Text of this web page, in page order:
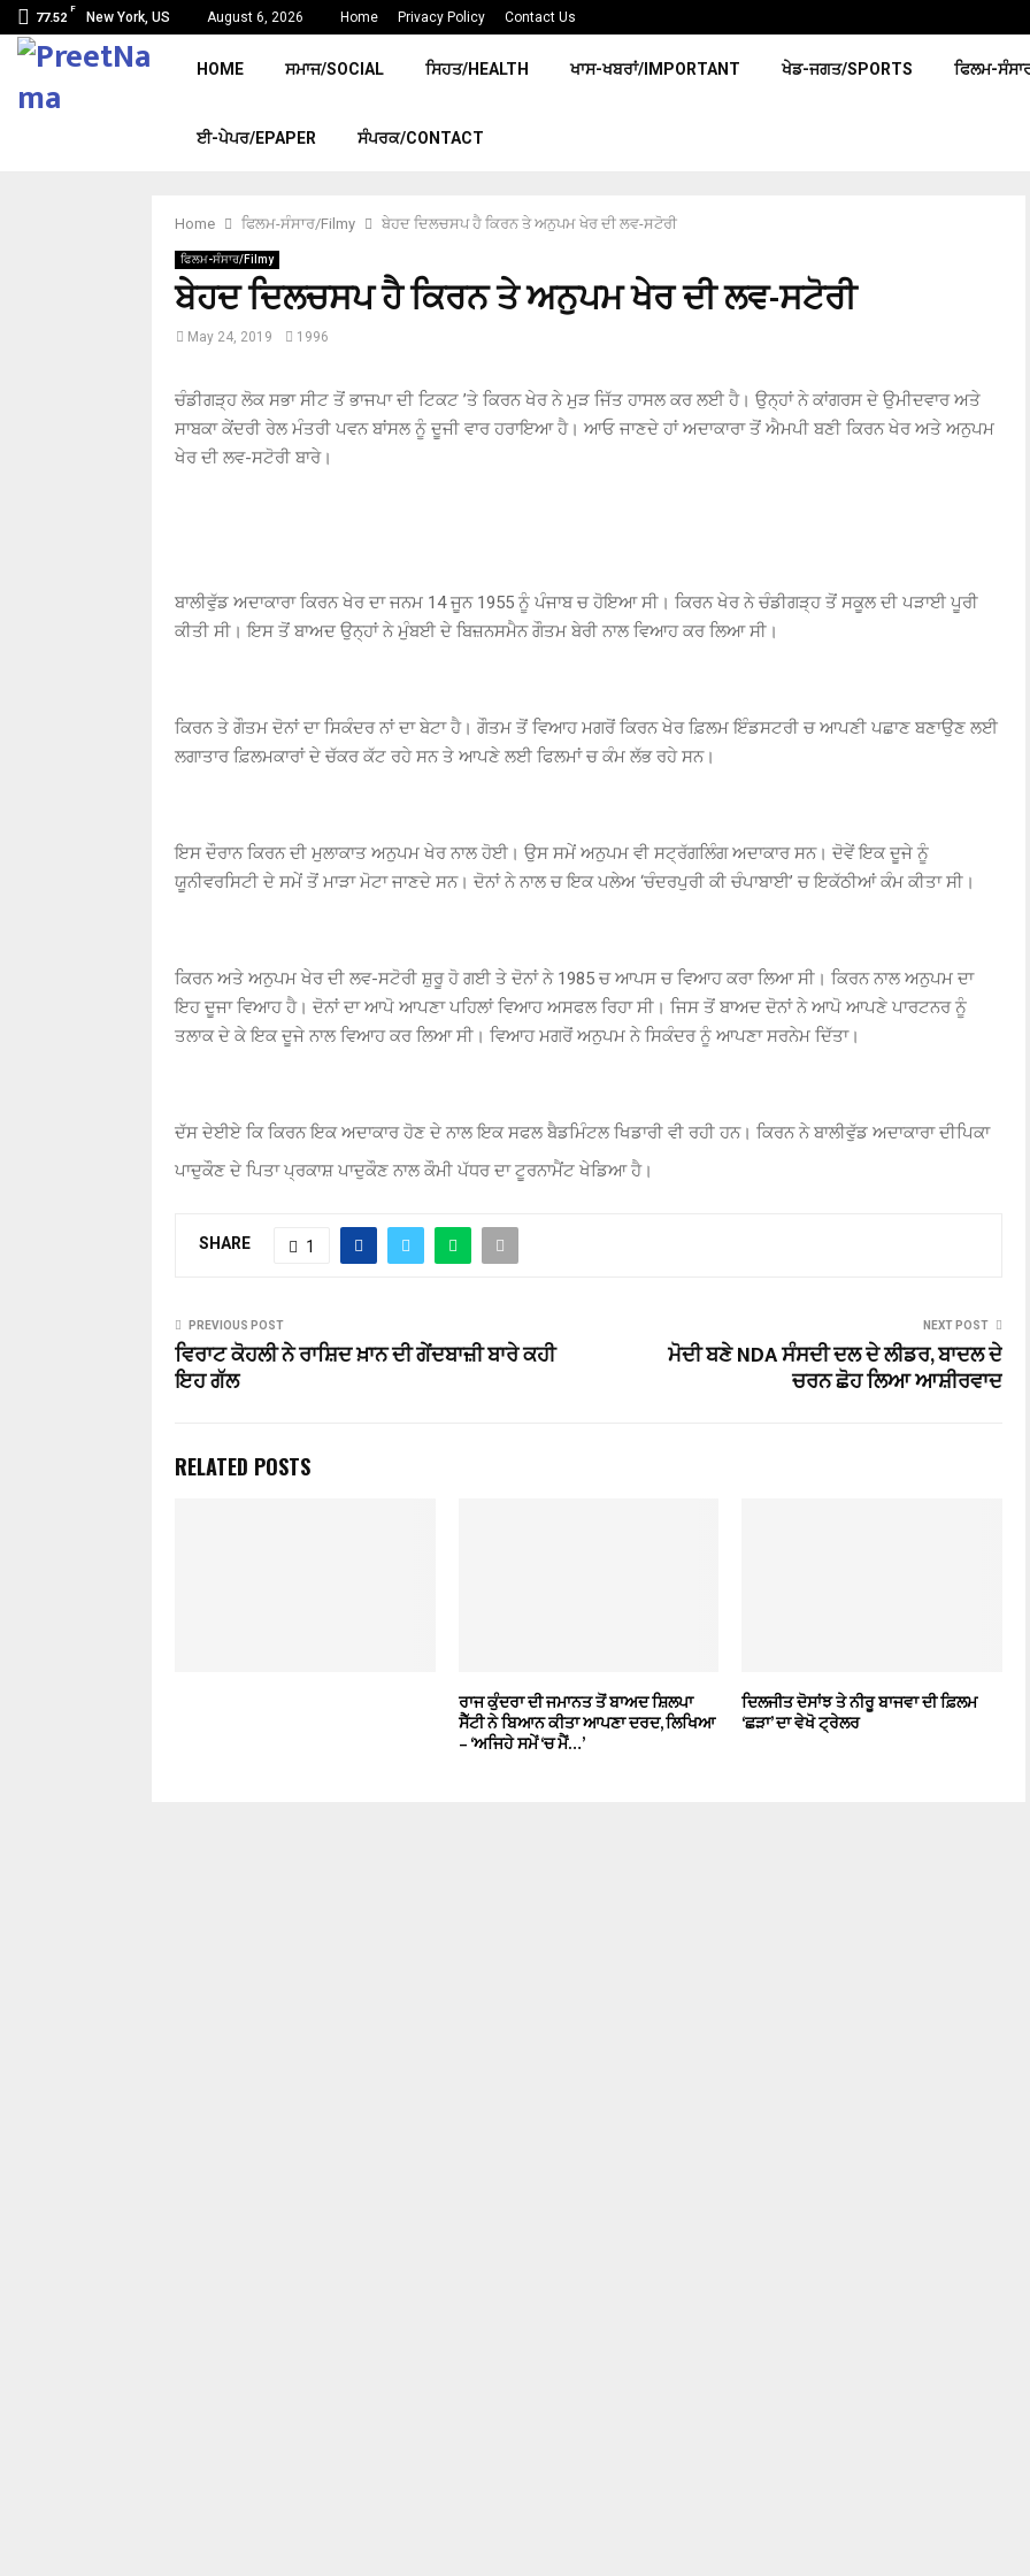
77.52
F
New York, US August 6, 2026 Home Privacy Policy Contact Us
HOME ਸਮਾਜ/SOCIAL ਸਿਹਤ/HEALTH ਖਾਸ-ਖਬਰਾਂ/IMPORTANT ਖੇਡ-ਜਗਤ/SPORTS ਫਿਲਮ-
ਈ-ਪੇਪਰ/EPAPER ਸੰਪਰਕ/CONTACT
Home ਫਿਲਮ-ਸੰਸਾਰ/Filmy ਬੇਹਦ ਦਿਲਚਸਪ ਹੈ ਕਿਰਨ ਤੇ ਅਨੁਪਮ ਖੇਰ ਦੀ ਲਵ-ਸਟੋਰੀ
ਫਿਲਮ-ਸੰਸਾਰ/Filmy
ਬੇਹਦ ਦਿਲਚਸਪ ਹੈ ਕਿਰਨ ਤੇ ਅਨੁਪਮ ਖੇਰ ਦੀ ਲਵ-ਸਟੋਰੀ
May 24, 2019 1996
ਚੰਡੀਗੜ੍ਹ ਲੋਕ ਸਭਾ ਸੀਟ ਤੋਂ ਭਾਜਪਾ ਦੀ ਟਿਕਟ ’ਤੇ ਕਿਰਨ ਖੇਰ ਨੇ ਮੁੜ ਜਿੱਤ ਹਾਸਲ ਕਰ ਲਈ ਹੈ। ਉਨ੍ਹਾਂ ਨੇ ਕਾਂਗਰਸ ਦੇ ਉਮੀਦਵਾਰ ਅਤੇ
ਸਾਬਕਾ ਕੇਂਦਰੀ ਰੇਲ ਮੰਤਰੀ ਪਵਨ ਬਾਂਸਲ ਨੂੰ ਦੂਜੀ ਵਾਰ ਹਰਾਇਆ ਹੈ। ਆਓ ਜਾਣਦੇ ਹਾਂ ਅਦਾਕਾਰਾ ਤੋਂ ਐਮਪੀ ਬਣੀ ਕਿਰਨ ਖੇਰ ਅਤੇ ਅਨੁਪਮ
ਖੇਰ ਦੀ ਲਵ-ਸਟੋਰੀ ਬਾਰੇ।
ਬਾਲੀਵੁੱਡ ਅਦਾਕਾਰਾ ਕਿਰਨ ਖੇਰ ਦਾ ਜਨਮ 14 ਜੂਨ 1955 ਨੂੰ ਪੰਜਾਬ ਚ ਹੋਇਆ ਸੀ। ਕਿਰਨ ਖੇਰ ਨੇ ਚੰਡੀਗੜ੍ਹ ਤੋਂ ਸਕੂਲ ਦੀ ਪੜਾਈ ਪੂਰੀ
ਕੀਤੀ ਸੀ। ਇਸ ਤੋਂ ਬਾਅਦ ਉਨ੍ਹਾਂ ਨੇ ਮੁੰਬਈ ਦੇ ਬਿਜ਼ਨਸਮੈਨ ਗੌਤਮ ਬੇਰੀ ਨਾਲ ਵਿਆਹ ਕਰ ਲਿਆ ਸੀ।
ਕਿਰਨ ਤੇ ਗੌਤਮ ਦੋਨਾਂ ਦਾ ਸਿਕੰਦਰ ਨਾਂ ਦਾ ਬੇਟਾ ਹੈ। ਗੌਤਮ ਤੋਂ ਵਿਆਹ ਮਗਰੋਂ ਕਿਰਨ ਖੇਰ ਫ਼ਿਲਮ ਇੰਡਸਟਰੀ ਚ ਆਪਣੀ ਪਛਾਣ ਬਣਾਉਣ ਲਈ
ਲਗਾਤਾਰ ਫ਼ਿਲਮਕਾਰਾਂ ਦੇ ਚੱਕਰ ਕੱਟ ਰਹੇ ਸਨ ਤੇ ਆਪਣੇ ਲਈ ਫਿਲਮਾਂ ਚ ਕੰਮ ਲੱਭ ਰਹੇ ਸਨ।
ਇਸ ਦੌਰਾਨ ਕਿਰਨ ਦੀ ਮੁਲਾਕਾਤ ਅਨੁਪਮ ਖੇਰ ਨਾਲ ਹੋਈ। ਉਸ ਸਮੇਂ ਅਨੁਪਮ ਵੀ ਸਟ੍ਰੱਗਲਿੰਗ ਅਦਾਕਾਰ ਸਨ। ਦੋਵੇਂ ਇਕ ਦੂਜੇ ਨੂੰ
ਯੂਨੀਵਰਸਿਟੀ ਦੇ ਸਮੇਂ ਤੋਂ ਮਾੜਾ ਮੋਟਾ ਜਾਣਦੇ ਸਨ। ਦੋਨਾਂ ਨੇ ਨਾਲ ਚ ਇਕ ਪਲੇਅ ‘ਚੰਦਰਪੁਰੀ ਕੀ ਚੰਪਾਬਾਈ’ ਚ ਇਕੱਠੀਆਂ ਕੰਮ ਕੀਤਾ ਸੀ।
ਕਿਰਨ ਅਤੇ ਅਨੁਪਮ ਖੇਰ ਦੀ ਲਵ-ਸਟੋਰੀ ਸ਼ੁਰੂ ਹੋ ਗਈ ਤੇ ਦੋਨਾਂ ਨੇ 1985 ਚ ਆਪਸ ਚ ਵਿਆਹ ਕਰਾ ਲਿਆ ਸੀ। ਕਿਰਨ ਨਾਲ ਅਨੁਪਮ ਦਾ
ਇਹ ਦੂਜਾ ਵਿਆਹ ਹੈ। ਦੋਨਾਂ ਦਾ ਆਪੋ ਆਪਣਾ ਪਹਿਲਾਂ ਵਿਆਹ ਅਸਫਲ ਰਿਹਾ ਸੀ। ਜਿਸ ਤੋਂ ਬਾਅਦ ਦੋਨਾਂ ਨੇ ਆਪੋ ਆਪਣੇ ਪਾਰਟਨਰ ਨੂੰ
ਤਲਾਕ ਦੇ ਕੇ ਇਕ ਦੂਜੇ ਨਾਲ ਵਿਆਹ ਕਰ ਲਿਆ ਸੀ। ਵਿਆਹ ਮਗਰੋਂ ਅਨੁਪਮ ਨੇ ਸਿਕੰਦਰ ਨੂੰ ਆਪਣਾ ਸਰਨੇਮ ਦਿੱਤਾ।
ਦੱਸ ਦੇਈਏ ਕਿ ਕਿਰਨ ਇਕ ਅਦਾਕਾਰ ਹੋਣ ਦੇ ਨਾਲ ਇਕ ਸਫਲ ਬੈਡਮਿੰਟਲ ਖਿਡਾਰੀ ਵੀ ਰਹੀ ਹਨ। ਕਿਰਨ ਨੇ ਬਾਲੀਵੁੱਡ ਅਦਾਕਾਰਾ ਦੀਪਿਕਾ
ਪਾਦੁਕੌਣ ਦੇ ਪਿਤਾ ਪ੍ਰਕਾਸ਼ ਪਾਦੁਕੌਣ ਨਾਲ ਕੌਮੀ ਪੱਧਰ ਦਾ ਟੂਰਨਾਮੈਂਟ ਖੇਡਿਆ ਹੈ।
SHARE 1
PREVIOUS POST
ਵਿਰਾਟ ਕੋਹਲੀ ਨੇ ਰਾਸ਼ਿਦ ਖ਼ਾਨ ਦੀ ਗੇਂਦਬਾਜ਼ੀ ਬਾਰੇ ਕਹੀ
ਇਹ ਗੱਲ
NEXT POST
ਮੋਦੀ ਬਣੇ NDA ਸੰਸਦੀ ਦਲ ਦੇ ਲੀਡਰ, ਬਾਦਲ ਦੇ
ਚਰਨ ਛੋਹ ਲਿਆ ਆਸ਼ੀਰਵਾਦ
RELATED POSTS
ਰਾਜ ਕੁੰਦਰਾ ਦੀ ਜਮਾਨਤ ਤੋਂ ਬਾਅਦ ਸ਼ਿਲਪਾ
ਸੈੱਟੀ ਨੇ ਬਿਆਨ ਕੀਤਾ ਆਪਣਾ ਦਰਦ, ਲਿਖਿਆ
– ‘ਅਜਿਹੇ ਸਮੇਂ ‘ਚ ਮੈਂ…’
ਦਿਲਜੀਤ ਦੋਸਾਂਝ ਤੇ ਨੀਰੂ ਬਾਜਵਾ ਦੀ ਫ਼ਿਲਮ
‘ਛੜਾ’ ਦਾ ਵੇਖੋ ਟ੍ਰੇਲਰ